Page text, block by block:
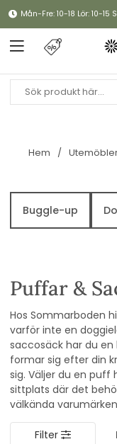
Mån-Fre: 10-18 Lör: 10-15
Hem
Buggle-up
Puffar &
Hos Sommarboden
varför inte en
saccosäck har du
formar sig efter din
sig. Väljer du en
sittplats där det
välkända
Filter